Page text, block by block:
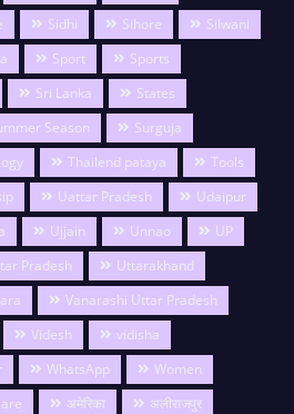
Sidhi Sihore
Silwani
Sport
Sports
Sri Lanka
States
Season
Surguja
Thailend pataya
Tools
Uattar Pradesh
Udaipur
Ujjain Unnao
UP
Pradesh
Uttarakhand
Vanarashi Uttar Pradesh
Videsh
vidisha
WhatsApp
Women
अमेरिका
अलीराजपुर